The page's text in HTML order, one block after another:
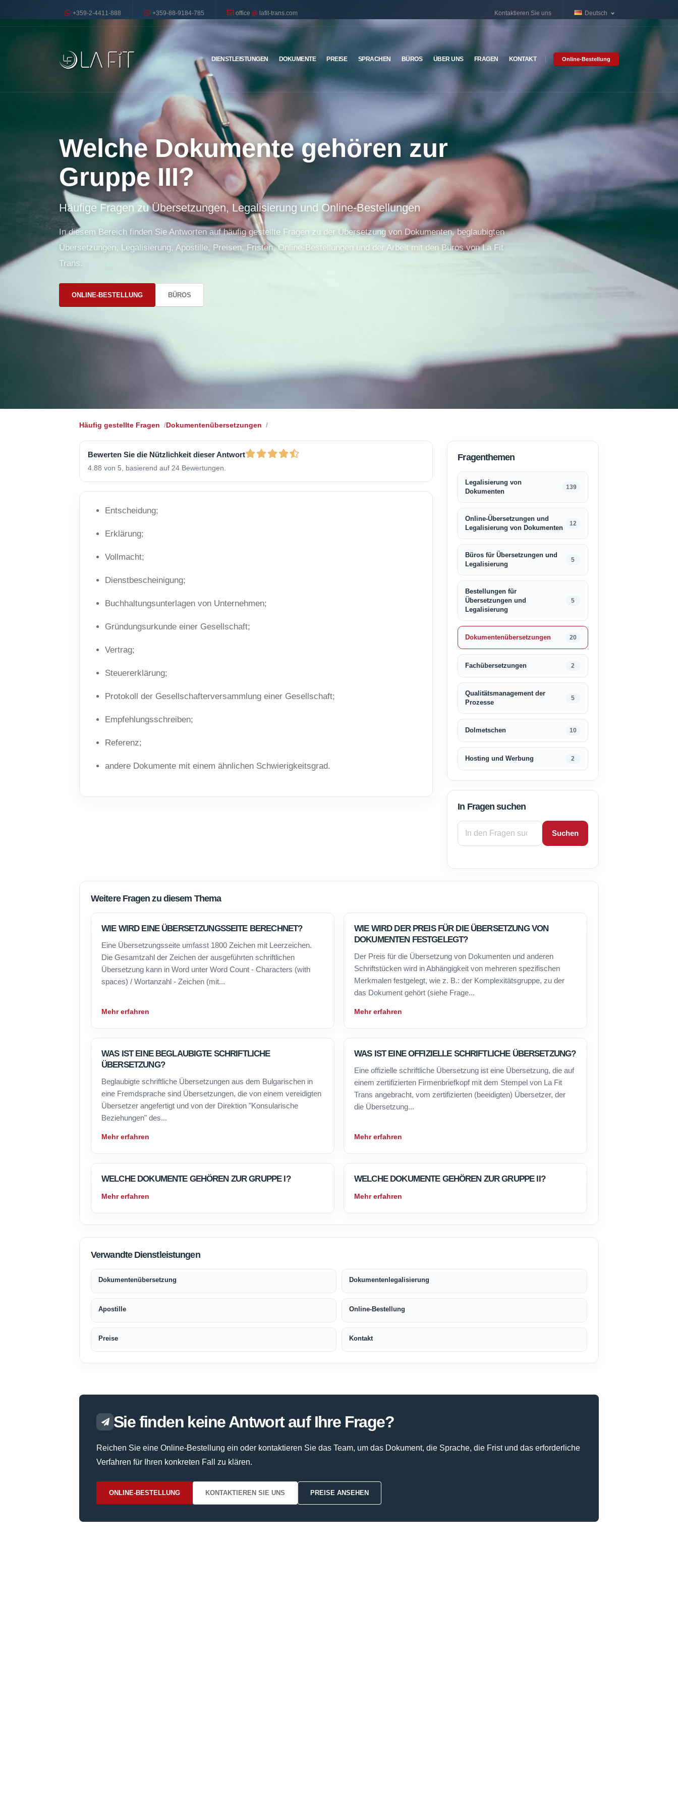
+359-2-4411-888 +359-88-9184-785 office@ lafit-trans.com Kontaktieren Sie uns Deutsch
DIENSTLEISTUNGEN DOKUMENTE PREISE SPRACHEN BÜROS ÜBER UNS FRAGEN KONTAKT Online-Bestellung
Welche Dokumente gehören zur
Gruppe III?
Häufige Fragen zu Übersetzungen, Legalisierung und Online-Bestellungen
In diesem Bereich finden Sie Antworten auf häufig gestellte Fragen zu der Übersetzung von Dokumenten, beglaubigten
Übersetzungen, Legalisierung, Apostille, Preisen, Fristen, Online-Bestellungen und der Arbeit mit den Büros von La Fit
Trans.
ONLINE-BESTELLUNG BÜROS
Häufig gestellte Fragen Dokumentenübersetzungen
Bewerten Sie die Nützlichkeit dieser Antwort
4.88 von 5, basierend auf 24 Bewertungen.
Entscheidung;
Erklärung;
Vollmacht;
Dienstbescheinigung;
Buchhaltungsunterlagen von Unternehmen;
Gründungsurkunde einer Gesellschaft;
Vertrag;
Steuererklärung;
Protokoll der Gesellschafterversammlung einer Gesellschaft;
Empfehlungsschreiben;
Referenz;
andere Dokumente mit einem ähnlichen Schwierigkeitsgrad.
Fragenthemen
Legalisierung von
Dokumenten
139
Online-Übersetzungen und
Legalisierung von Dokumenten
12
Büros für Übersetzungen und
Legalisierung
5
Bestellungen für
Übersetzungen und
Legalisierung
5
Dokumentenübersetzungen 20
Fachübersetzungen 2
Qualitätsmanagement der
Prozesse
5
Dolmetschen 10
Hosting und Werbung 2
In Fragen suchen
Suchen
Weitere Fragen zu diesem Thema
WIE WIRD EINE ÜBERSETZUNGSSEITE BERECHNET?
Eine Übersetzungsseite umfasst 1800 Zeichen mit Leerzeichen.
Die Gesamtzahl der Zeichen der ausgeführten schriftlichen
Übersetzung kann in Word unter Word Count - Characters (with
spaces) / Wortanzahl - Zeichen (mit...
Mehr erfahren
WIE WIRD DER PREIS FÜR DIE ÜBERSETZUNG VON
DOKUMENTEN FESTGELEGT?
Der Preis für die Übersetzung von Dokumenten und anderen
Schriftstücken wird in Abhängigkeit von mehreren spezifischen
Merkmalen festgelegt, wie z. B.: der Komplexitätsgruppe, zu der
das Dokument gehört (siehe Frage...
Mehr erfahren
WAS IST EINE BEGLAUBIGTE SCHRIFTLICHE
ÜBERSETZUNG?
Beglaubigte schriftliche Übersetzungen aus dem Bulgarischen in
eine Fremdsprache sind Übersetzungen, die von einem vereidigten
Übersetzer angefertigt und von der Direktion "Konsularische
Beziehungen" des...
Mehr erfahren
WAS IST EINE OFFIZIELLE SCHRIFTLICHE ÜBERSETZUNG?
Eine offizielle schriftliche Übersetzung ist eine Übersetzung, die auf
einem zertifizierten Firmenbriefkopf mit dem Stempel von La Fit
Trans angebracht, vom zertifizierten (beeidigten) Übersetzer, der
die Übersetzung...
Mehr erfahren
WELCHE DOKUMENTE GEHÖREN ZUR GRUPPE I?
Mehr erfahren
WELCHE DOKUMENTE GEHÖREN ZUR GRUPPE II?
Mehr erfahren
Verwandte Dienstleistungen
Dokumentenübersetzung Dokumentenlegalisierung
Apostille Online-Bestellung
Preise Kontakt
Sie finden keine Antwort auf Ihre Frage?
Reichen Sie eine Online-Bestellung ein oder kontaktieren Sie das Team, um das Dokument, die Sprache, die Frist und das erforderliche
Verfahren für Ihren konkreten Fall zu klären.
ONLINE-BESTELLUNG KONTAKTIEREN SIE UNS PREISE ANSEHEN